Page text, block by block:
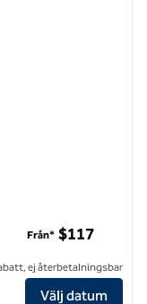
Från* $117
ej återbetalningsbar
Välj datum